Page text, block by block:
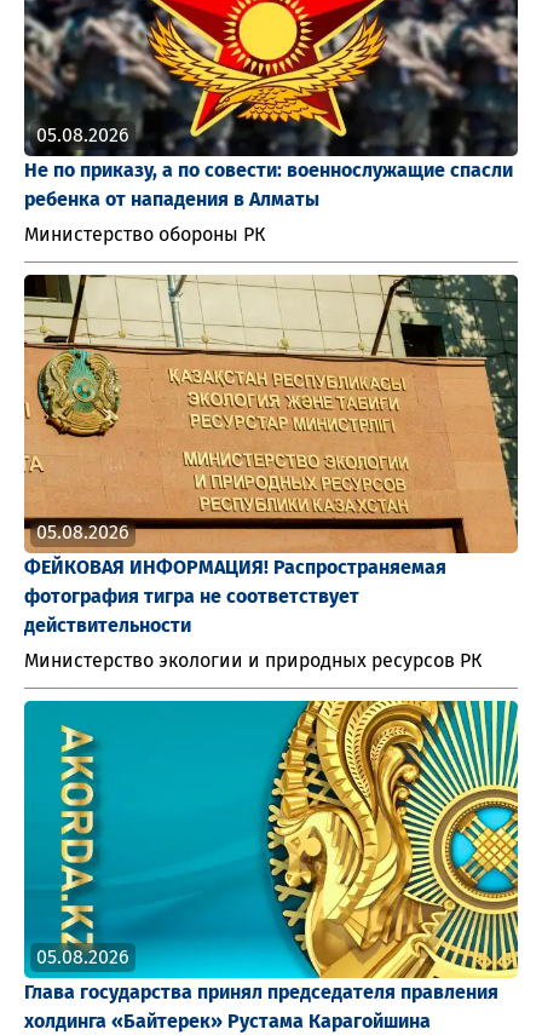
05.08.2026
Не по приказу, а по совести: военнослужащие спасли
ребенка от нападения в Алматы
Министерство обороны РК
05.08.2026
ФЕЙКОВАЯ ИНФОРМАЦИЯ! Распространяемая
фотография тигра не соответствует
действительности
Министерство экологии и природных ресурсов РК
05.08.2026
Глава государства принял председателя правления
холдинга «Байтерек» Рустама Карагойшина